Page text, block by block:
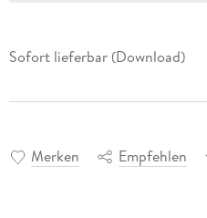
Sofort lieferbar (Download)
Merken Empfehlen